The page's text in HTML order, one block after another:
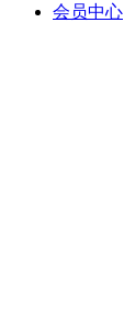
会员中心